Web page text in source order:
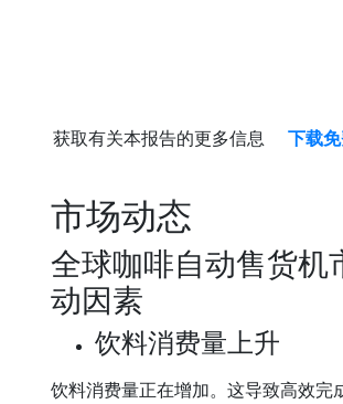
获取有关本报告的更多信息 下载
市场动态
全球咖啡自动售货机
动因素
饮料消费量上升
饮料消费量正在增加。这导致高效完